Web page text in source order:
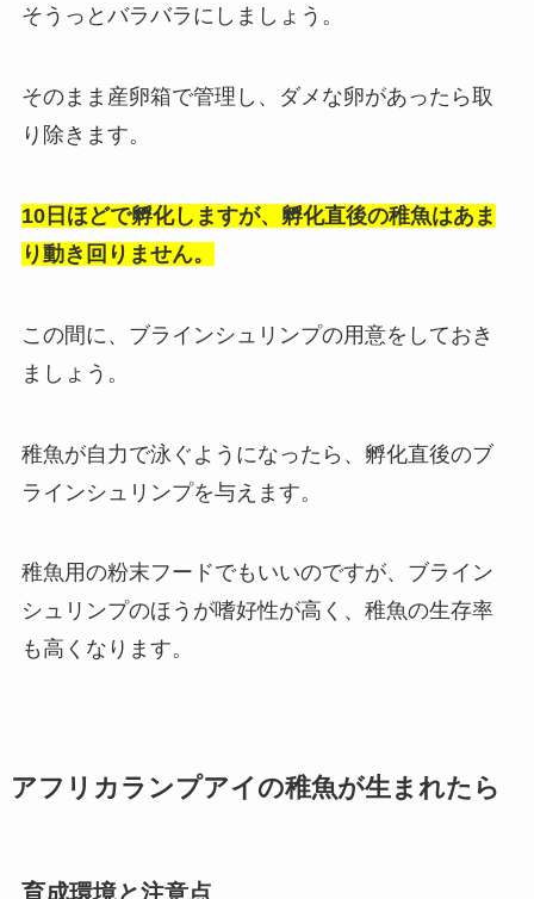
そうっとバラバラにしましょう。
そのまま 産卵箱で管理し、ダメな卵があったら取
り除きます。
10日ほどで孵化しますが、孵化直後の稚魚はあま
り動き回りません。
この間に、ブラインシュリンプの用意をしておき
ましょう。
稚魚が自力で泳ぐようになったら、孵化直後のブ
ラインシュリンプを与えます。
稚魚用の粉末フードでもいいのですが、ブライン
シュリンプのほうが嗜好性が高く、稚魚の生存率
も高くなります。
アフリカランプアイの稚魚が生まれたら
育成環境と注意点